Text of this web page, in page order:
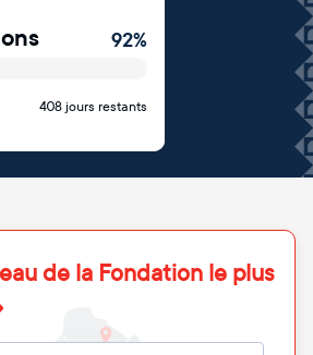
92%
408 jours restants
de la Fondation le plus